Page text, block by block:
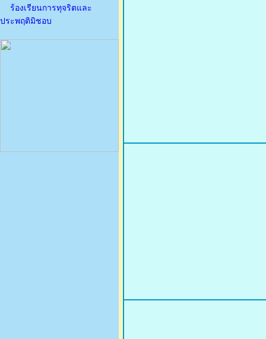
ร้องเรียนการทุจริตและ
ประพฤติมิชอบ